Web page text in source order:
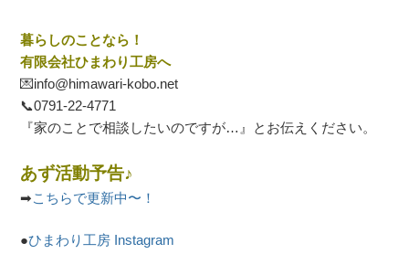
暮らしのことなら！
有限会社ひまわり工房へ
💌info@himawari-kobo.net
📞0791-22-4771
『家のことで相談したいのですが…』とお伝えください。
あず活動予告♪
➡こちらで更新中〜！
●ひまわり工房 Instagram